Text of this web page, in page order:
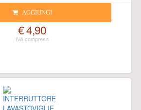
AGGIUNGI
€ 4,90